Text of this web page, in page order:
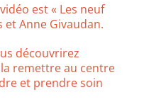
est « Les neuf
et Anne Givaudan.
découvrirez
remettre au centre
et prendre soin